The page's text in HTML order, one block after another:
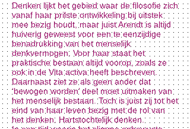
Denken lijkt het gebied waar de filosofie zich
vanaf haar prilste ontwikkeling bij uitstek
mee bezig houdt, maar juist Arendt is altijd
huiverig geweest voor een te eenzijdige
benadrukking van het menselijk
denkvermogen. Voor haar staat het
praktische bestaan altijd voorop, zoals ze
ook in de Vita activa heeft beschreven.
Daarnaast ziet ze als geen ander dat
‘bewogen worden’ deel moet uitmaken van
het menselijk bestaan. Toch is juist zij tot het
eind van haar leven bezig met de rol van
het denken. Hartstochtelijk denken.